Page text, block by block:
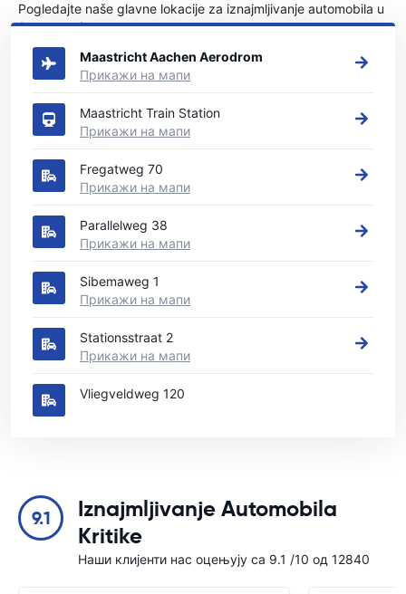
Pogledajte naše glavne lokacije za iznajmljivanje automobila u
{COUNTRI}
Maastricht Aachen Aerodrom
Прикажи на мапи
Maastricht Train Station
Прикажи на мапи
Fregatweg 70
Прикажи на мапи
Parallelweg 38
Прикажи на мапи
Sibemaweg 1
Прикажи на мапи
Stationsstraat 2
Прикажи на мапи
Vliegveldweg 120
9.1
Iznajmljivanje Automobila
Kritike
Наши клијенти нас оцењују са 9.1 /10 од 12840